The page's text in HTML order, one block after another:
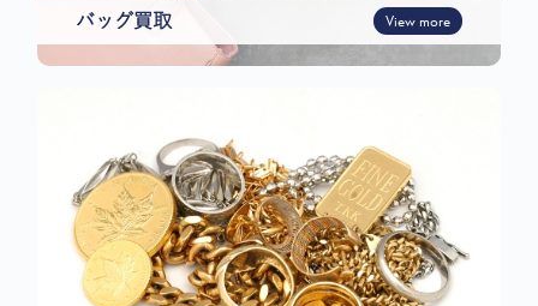
バッグ買取 View more